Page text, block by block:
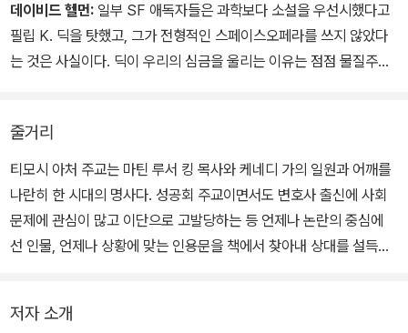
데이비드 헬먼: 일부 SF 애독자들은 과학보다 소설을 우선시했다고
필립 K. 딕을 탓했고, 그가 전형적인 스페이스오페라를 쓰지 않았다
는 것은 사실이다. 딕이 우리의 심금을 울리는 이유는 점점 물질주의
그런 이유에서 어떤 고전 선집에든 포함될 가치가 있는 작가이다.
줄거리
티모시 아처 주교는 마틴 루서 킹 목사와 케네디 가의 일원과 어깨를
나란히 한 시대의 명사다. 성공회 주교이면서도 변호사 출신에 사회
문제에 관심이 많고 이단으로 고발당하는 등 언제나 논란의 중심에
선 인물, 언제나 상황에 맞는 인용문을 책에서 찾아내 상대를 설득시
틴과 내연의 관계를 맺기 전까지는. 그 이후 티모시 아처는 이스라엘
저자 소개